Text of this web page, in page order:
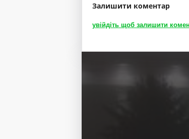
Залишити коментар
увійдіть щоб залишити